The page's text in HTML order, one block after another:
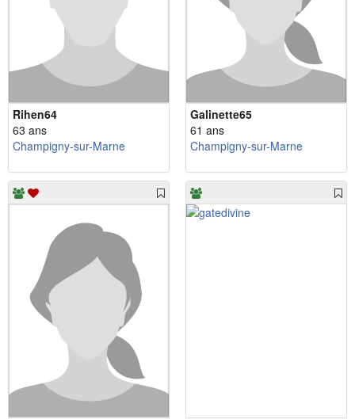
Rihen64
63 ans
Champigny-sur-Marne
Galinette65
61 ans
Champigny-sur-Marne